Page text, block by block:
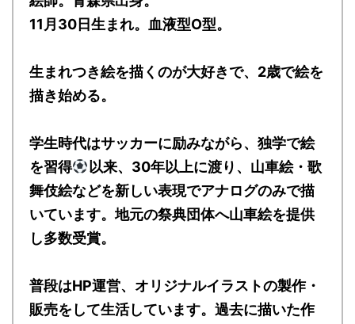
11月30日生まれ。血液型O型。
生まれつき絵を描くのが大好きで、2歳で絵を
描き始める。
学生時代はサッカーに励みながら、独学で絵
を習得
以来、30年以上に渡り、山車絵・歌
舞伎絵などを新しい表現でアナログのみで描
いています。地元の祭典団体へ山車絵を提供
し多数受賞。
普段はHP運営、オリジナルイラストの製作・
販売をして生活しています。過去に描いた作